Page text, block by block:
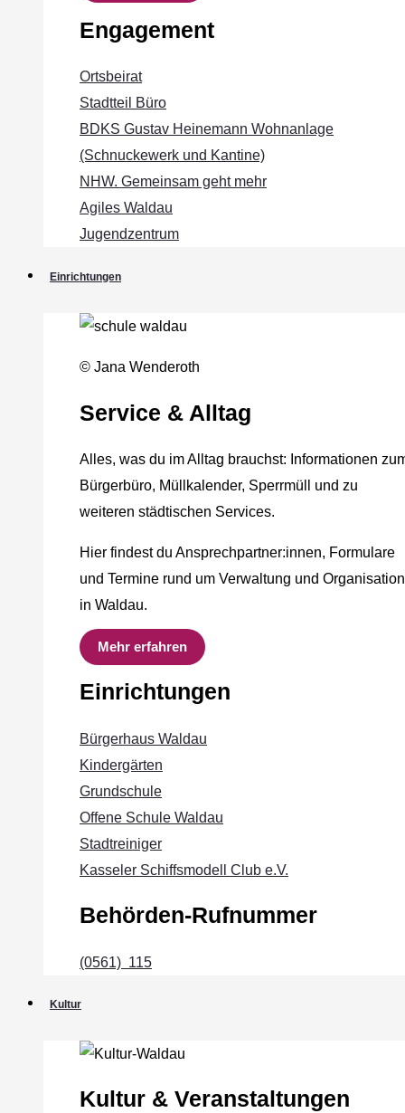
Engagement
Ortsbeirat
Stadtteil Büro
BDKS Gustav Heinemann Wohnanlage
(Schnuckewerk und Kantine)
NHW. Gemeinsam geht mehr
Agiles Waldau
Jugendzentrum
Einrichtungen
© Jana Wenderoth
Service & Alltag
Alles, was du im Alltag brauchst: Informationen
Bürgerbüro, Müllkalender, Sperrmüll und zu
weiteren städtischen Services.
Hier findest du Ansprechpartner:innen, Formulare
und Termine rund um Verwaltung und Organisation
in Waldau.
Mehr erfahren
Einrichtungen
Bürgerhaus Waldau
Kindergärten
Grundschule
Offene Schule Waldau
Stadtreiniger
Kasseler Schiffsmodell Club e.V.
Behörden-Rufnummer
(0561) 115
Kultur
Kultur & Veranstaltungen